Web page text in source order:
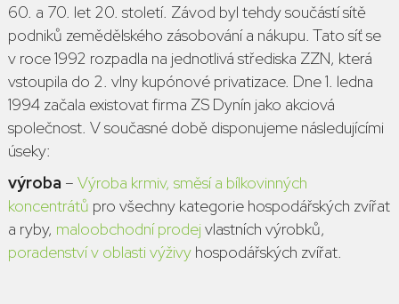
60. a 70. let 20. století. Závod byl tehdy součástí sítě
podniků zemědělského zásobování a nákupu. Tato síť se
v roce 1992 rozpadla na jednotlivá střediska ZZN, která
vstoupila do 2. vlny kupónové privatizace. Dne 1. ledna
1994 začala existovat firma ZS Dynín jako akciová
společnost. V současné době disponujeme následujícími
úseky:
výroba – Výroba krmiv, směsí a bílkovinných
koncentrátů pro všechny kategorie hospodářských zvířat
a ryby, maloobchodní prodej vlastních výrobků,
poradenství v oblasti výživyhospodářských zvířat.